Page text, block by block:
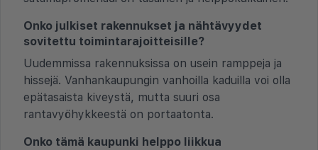
Onko julkiset rakennukset ja nähtävyydet
sovitettu toimintarajoitteisille?
Uudemmissa rakennuksissa on usein ramppeja ja
hissejä. Vanhankaupungin vanhoilla kaduilla voi olla
epätasaista kiveystä, mutta suuri osa
rantavyöhykkeestä on portaatonta.
Onko tämä kaupunki helppo liikkua